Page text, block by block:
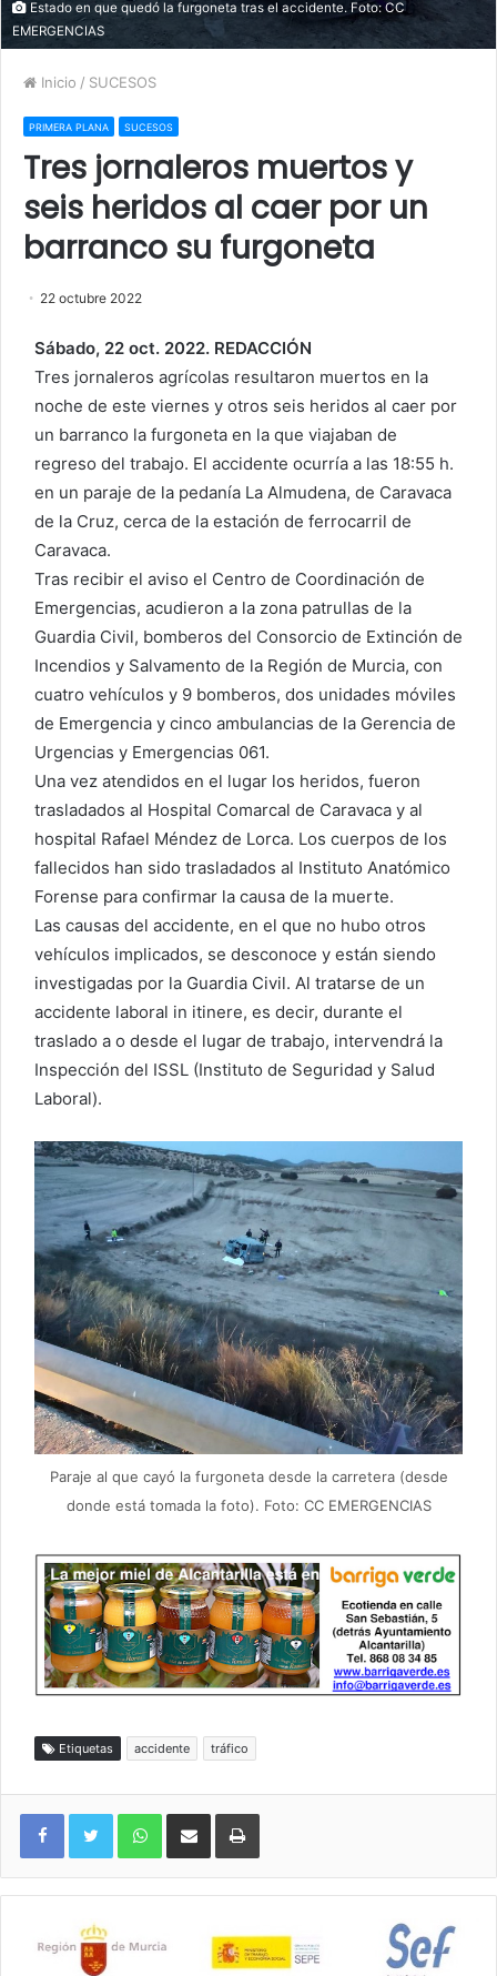
Estado en que quedó la furgoneta tras el accidente. Foto: CC
EMERGENCIAS
Inicio / SUCESOS
PRIMERA PLANA SUCESOS
Tres jornaleros muertos y
seis heridos al caer por un
barranco su furgoneta
22 octubre 2022
Sábado, 22 oct. 2022. REDACCIÓN
Tres jornaleros agrícolas resultaron muertos en la
noche de este viernes y otros seis heridos al caer por
un barranco la furgoneta en la que viajaban de
regreso del trabajo. El accidente ocurría a las 18:55 h.
en un paraje de la pedanía La Almudena, de Caravaca
de la Cruz, cerca de la estación de ferrocarril de
Caravaca.
Tras recibir el aviso el Centro de Coordinación de
Emergencias, acudieron a la zona patrullas de la
Guardia Civil, bomberos del Consorcio de Extinción de
Incendios y Salvamento de la Región de Murcia, con
cuatro vehículos y 9 bomberos, dos unidades móviles
de Emergencia y cinco ambulancias de la Gerencia de
Urgencias y Emergencias 061.
Una vez atendidos en el lugar los heridos, fueron
trasladados al Hospital Comarcal de Caravaca y al
hospital Rafael Méndez de Lorca. Los cuerpos de los
fallecidos han sido trasladados al Instituto Anatómico
Forense para confirmar la causa de la muerte.
Las causas del accidente, en el que no hubo otros
vehículos implicados, se desconoce y están siendo
investigadas por la Guardia Civil. Al tratarse de un
accidente laboral in itinere, es decir, durante el
traslado a o desde el lugar de trabajo, intervendrá la
Inspección del ISSL (Instituto de Seguridad y Salud
Laboral).
Paraje al que cayó la furgoneta desde la carretera (desde
donde está tomada la foto). Foto: CC EMERGENCIAS
Etiquetas accidente tráfico
WhatsAppCompartir por correo electrónicoImprimir